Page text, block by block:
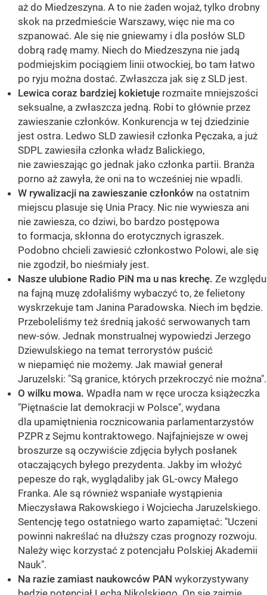
aż do Miedzeszyna. A to nie żaden wojaż, tylko drobny
skok na przedmieście Warszawy, więc nie ma co
szpanować. Ale się nie gniewamy i dla posłów SLD
dobrą radę mamy. Niech do Miedzeszyna nie jadą
podmiejskim pociągiem linii otwockiej, bo tam łatwo
po ryju można dostać. Zwłaszcza jak się z SLD jest.
Lewica coraz bardziej kokietuje rozmaite mniejszości
seksualne, a zwłaszcza jedną. Robi to głównie przez
zawieszanie członków. Konkurencja w tej dziedzinie
jest ostra. Ledwo SLD zawiesił członka Pęczaka, a już
SDPL zawiesiła członka władz Balickiego,
nie zawieszając go jednak jako członka partii. Branża
porno aż zawyła, że oni na to wcześniej nie wpadli.
W rywalizacji na zawieszanie członków na ostatnim
miejscu plasuje się Unia Pracy. Nic nie wywiesza ani
nie zawiesza, co dziwi, bo bardzo postępowa
to formacja, skłonna do erotycznych igraszek.
Podobno chcieli zawiesić członkostwo Polowi, ale się
nie zgodził, bo nieśmiały jest.
Nasze ulubione Radio PiN ma u nas krechę. Ze względu
na fajną muzę zdołaliśmy wybaczyć to, że felietony
wyskrzekuje tam Janina Paradowska. Niech im będzie.
Przeboleliśmy też średnią jakość serwowanych tam
new-sów. Jednak monstrualnej wypowiedzi Jerzego
Dziewulskiego na temat terrorystów puścić
w niepamięć nie możemy. Jak mawiał generał
Jaruzelski: "Są granice, których przekroczyć nie można".
O wilku mowa. Wpadła nam w ręce urocza książeczka
"Piętnaście lat demokracji w Polsce", wydana
dla upamiętnienia rocznicowania parlamentarzystów
PZPR z Sejmu kontraktowego. Najfajniejsze w owej
broszurze są oczywiście zdjęcia byłych posłanek
otaczających byłego prezydenta. Jakby im włożyć
pepesze do rąk, wyglądaliby jak GL-owcy Małego
Franka. Ale są również wspaniałe wystąpienia
Mieczysława Rakowskiego i Wojciecha Jaruzelskiego.
Sentencję tego ostatniego warto zapamiętać: "Uczeni
powinni nakreślać na dłuższy czas prognozy rozwoju.
Należy więc korzystać z potencjału Polskiej Akademii
Nauk".
Na razie zamiast naukowców PAN wykorzystywany